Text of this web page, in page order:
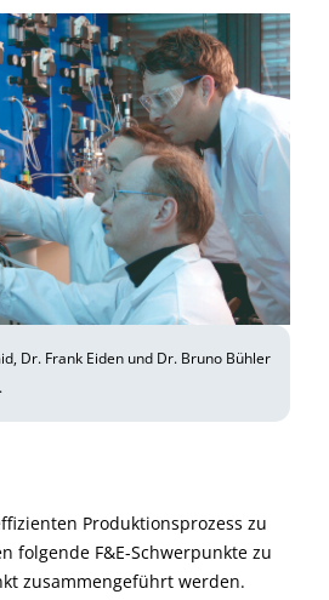
Dr. Frank Eiden und Dr. Bruno Bühler
Produktionsprozess zu
folgende F&E-Schwerpunkte zu
zusammengeführt werden.